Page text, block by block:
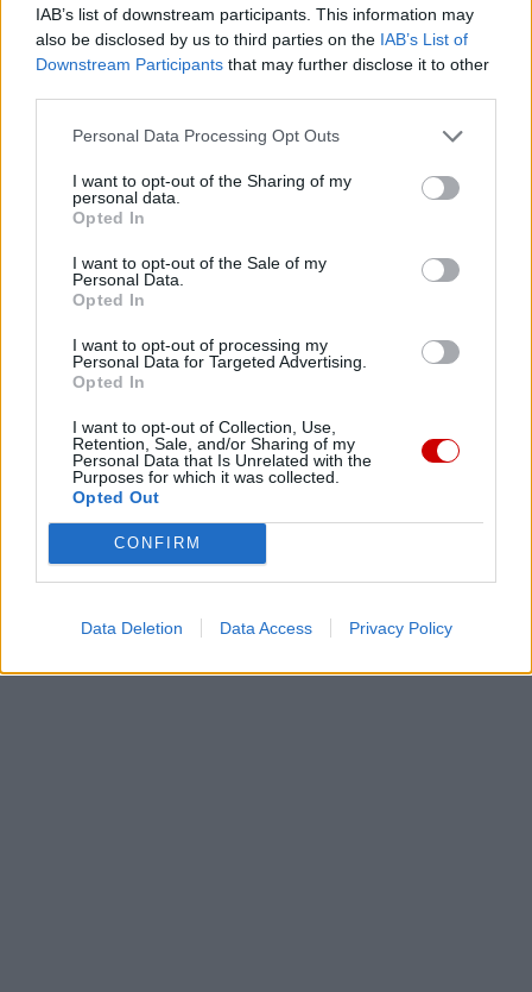
IAB’s list of downstream participants. This information may
also be disclosed by us to third parties on the IAB’s List of
Downstream Participants that may further disclose it to other
Personal Data Processing Opt Outs
I want to opt-out of the Sharing of my
personal data.
Opted In
I want to opt-out of the Sale of my
Personal Data.
Opted In
I want to opt-out of processing my
Personal Data for Targeted Advertising.
Opted In
I want to opt-out of Collection, Use,
Retention, Sale, and/or Sharing of my
Personal Data that Is Unrelated with the
Purposes for which it was collected.
Opted Out
CONFIRM
Data Deletion Data Access Privacy Policy